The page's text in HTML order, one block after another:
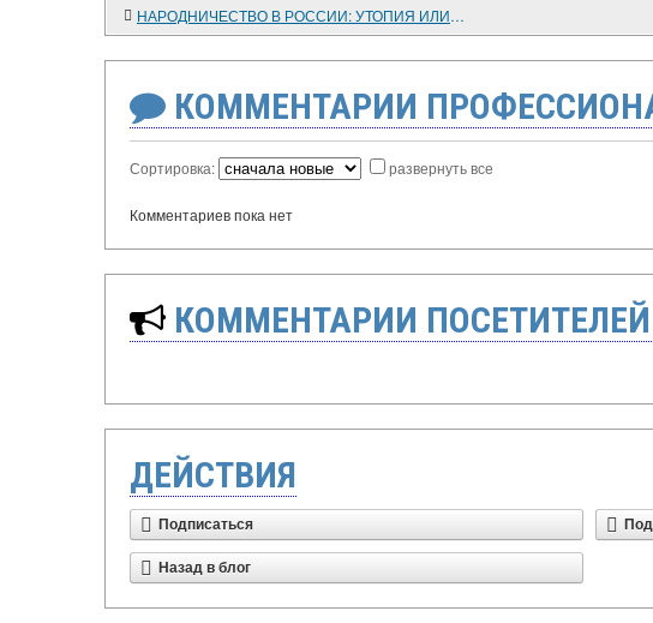
НАРОДНИЧЕСТВО В РОССИИ: УТОПИЯ ИЛИ ОТВЕРГНУТЫЕ ВОЗМОЖНОСТИ
КОММЕНТАРИИ
Сортировка: развернуть все
Комментариев пока нет
КОММЕНТАРИИ
ДЕЙСТВИЯ
Подписаться
Назад в блог